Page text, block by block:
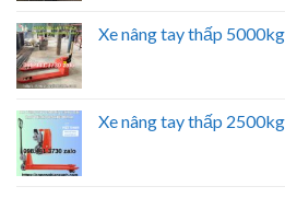
Xe nâng tay thấp
Xe nâng tay thấp